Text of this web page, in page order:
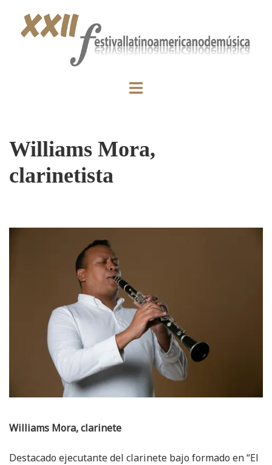
Williams Mora,
clarinetista
Williams Mora, clarinete
Destacado ejecutante del clarinete bajo formado en “El